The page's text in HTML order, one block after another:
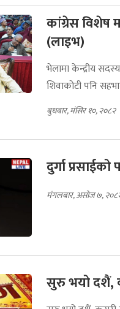
कांग्रेस विशेष
(लाइभ)
भेलामा केन्द्रीय
शिवाकोटी पनि
बुधबार, मंसिर १०, २०८२
दुर्गा
मंगलबार, असोज ७,
सुरु भयो दशैं,